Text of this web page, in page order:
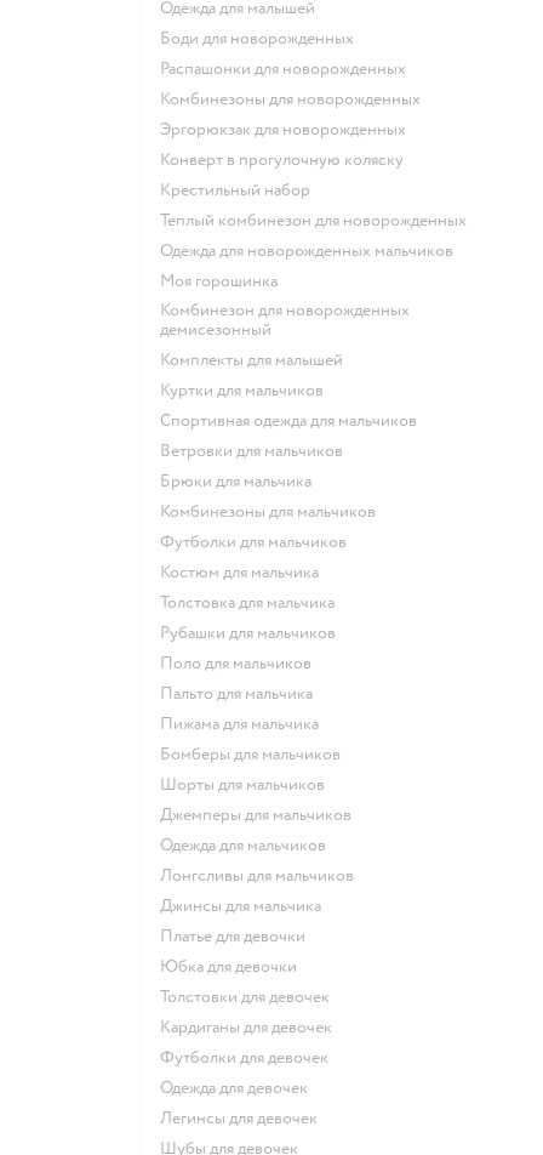
Одежда для малышей
Боди для новорожденных
Распашонки для новорожденных
Комбинезоны для новорожденных
Эргорюкзак для новорожденных
Конверт в прогулочную коляску
Крестильный набор
Теплый комбинезон для новорожденных
Одежда для новорожденных мальчиков
Моя горошинка
Комбинезон для новорожденных
демисезонный
Комплекты для малышей
Куртки для мальчиков
Спортивная одежда для мальчиков
Ветровки для мальчиков
Брюки для мальчика
Комбинезоны для мальчиков
Футболки для мальчиков
Костюм для мальчика
Толстовка для мальчика
Рубашки для мальчиков
Поло для мальчиков
Пальто для мальчика
Пижама для мальчика
Бомберы для мальчиков
Шорты для мальчиков
Джемперы для мальчиков
Одежда для мальчиков
Лонгсливы для мальчиков
Джинсы для мальчика
Платье для девочки
Юбка для девочки
Толстовки для девочек
Кардиганы для девочек
Футболки для девочек
Одежда для девочек
Легинсы для девочек
Шубы для девочек